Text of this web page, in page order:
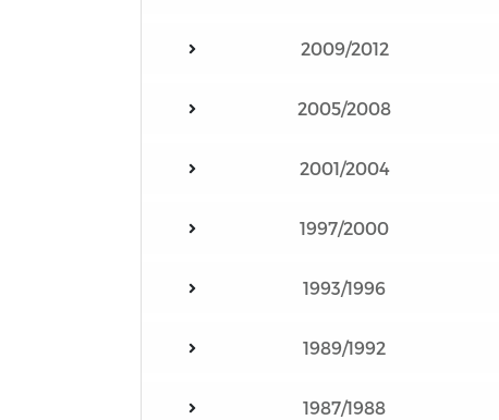
2009/2012
2005/2008
2001/2004
1997/2000
1993/1996
1989/1992
1987/1988